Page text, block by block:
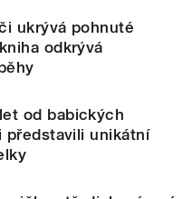
ukrývá pohnuté
odkrývá
od babických
představili unikátní